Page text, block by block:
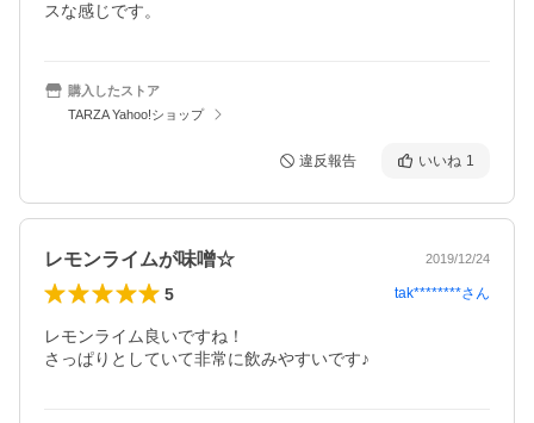
スな感じです。
購入したストア
TARZA Yahoo!ショップ
違反報告 いいね 1
レモンライムが味噌☆ 2019/12/24
5 tak********さん
レモンライム良いですね！
さっぱりとしていて非常に飲みやすいです♪